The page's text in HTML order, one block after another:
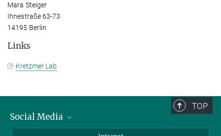
Mara Steiger
Ihnestraße 63-73
14195 Berlin
Links
Kretzmer Lab
TOP
Social Media